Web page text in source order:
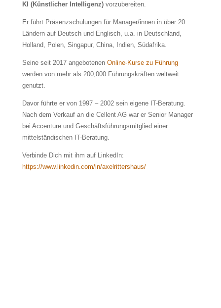
KI (Künstlicher Intelligenz)vorzubereiten.
Er führt Präsenzschulungen für Manager/innen in über 20
Ländern auf Deutsch und Englisch, u.a. in Deutschland,
Holland, Polen, Singapur, China, Indien, Südafrika.
Seine seit 2017 angebotenen Online-Kurse zu Führung
werden von mehr als 200,000 Führungskräften weltweit
genutzt.
Davor führte er von 1997 – 2002 sein eigene IT-Beratung.
Nach dem Verkauf an die Cellent AG war er Senior Manager
bei Accenture und Geschäftsführungsmitglied einer
mittelständischen IT-Beratung.
Verbinde Dich mit ihm auf LinkedIn:
https://www.linkedin.com/in/axelrittershaus/